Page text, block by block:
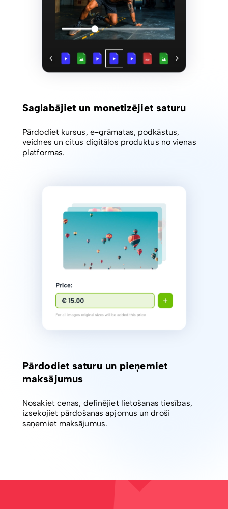
Saglabājiet un monetizējiet saturu
Pārdodiet kursus, e-grāmatas, podkāstus,
veidnes un citus digitālos produktus no vienas
platformas.
Pārdodiet saturu un pieņemiet
maksājumus
Nosakiet cenas, definējiet lietošanas tiesības,
izsekojiet pārdošanas apjomus un droši
saņemiet maksājumus.